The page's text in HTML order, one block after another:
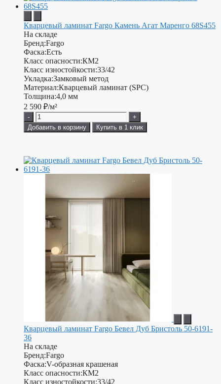
Кварцевый ламинат Fargo Камень Агат Маренго 68S455
На складе
Бренд:Fargo
Фаска:Есть
Класс опасности:КМ2
Класс изностойкости:33/42
Укладка:Замковый метод
Материал:Кварцевый ламинат (SPC)
Толщина:4,0 мм
2 590 ₽/м²
-
+
Добавить в корзину
Купить в 1 клик
Кварцевый ламинат Fargo Бевел Дуб Бристоль 50-6191-
36
На складе
Бренд:Fargo
Фаска:V-образная крашеная
Класс опасности:КМ2
Класс изностойкости:33/42